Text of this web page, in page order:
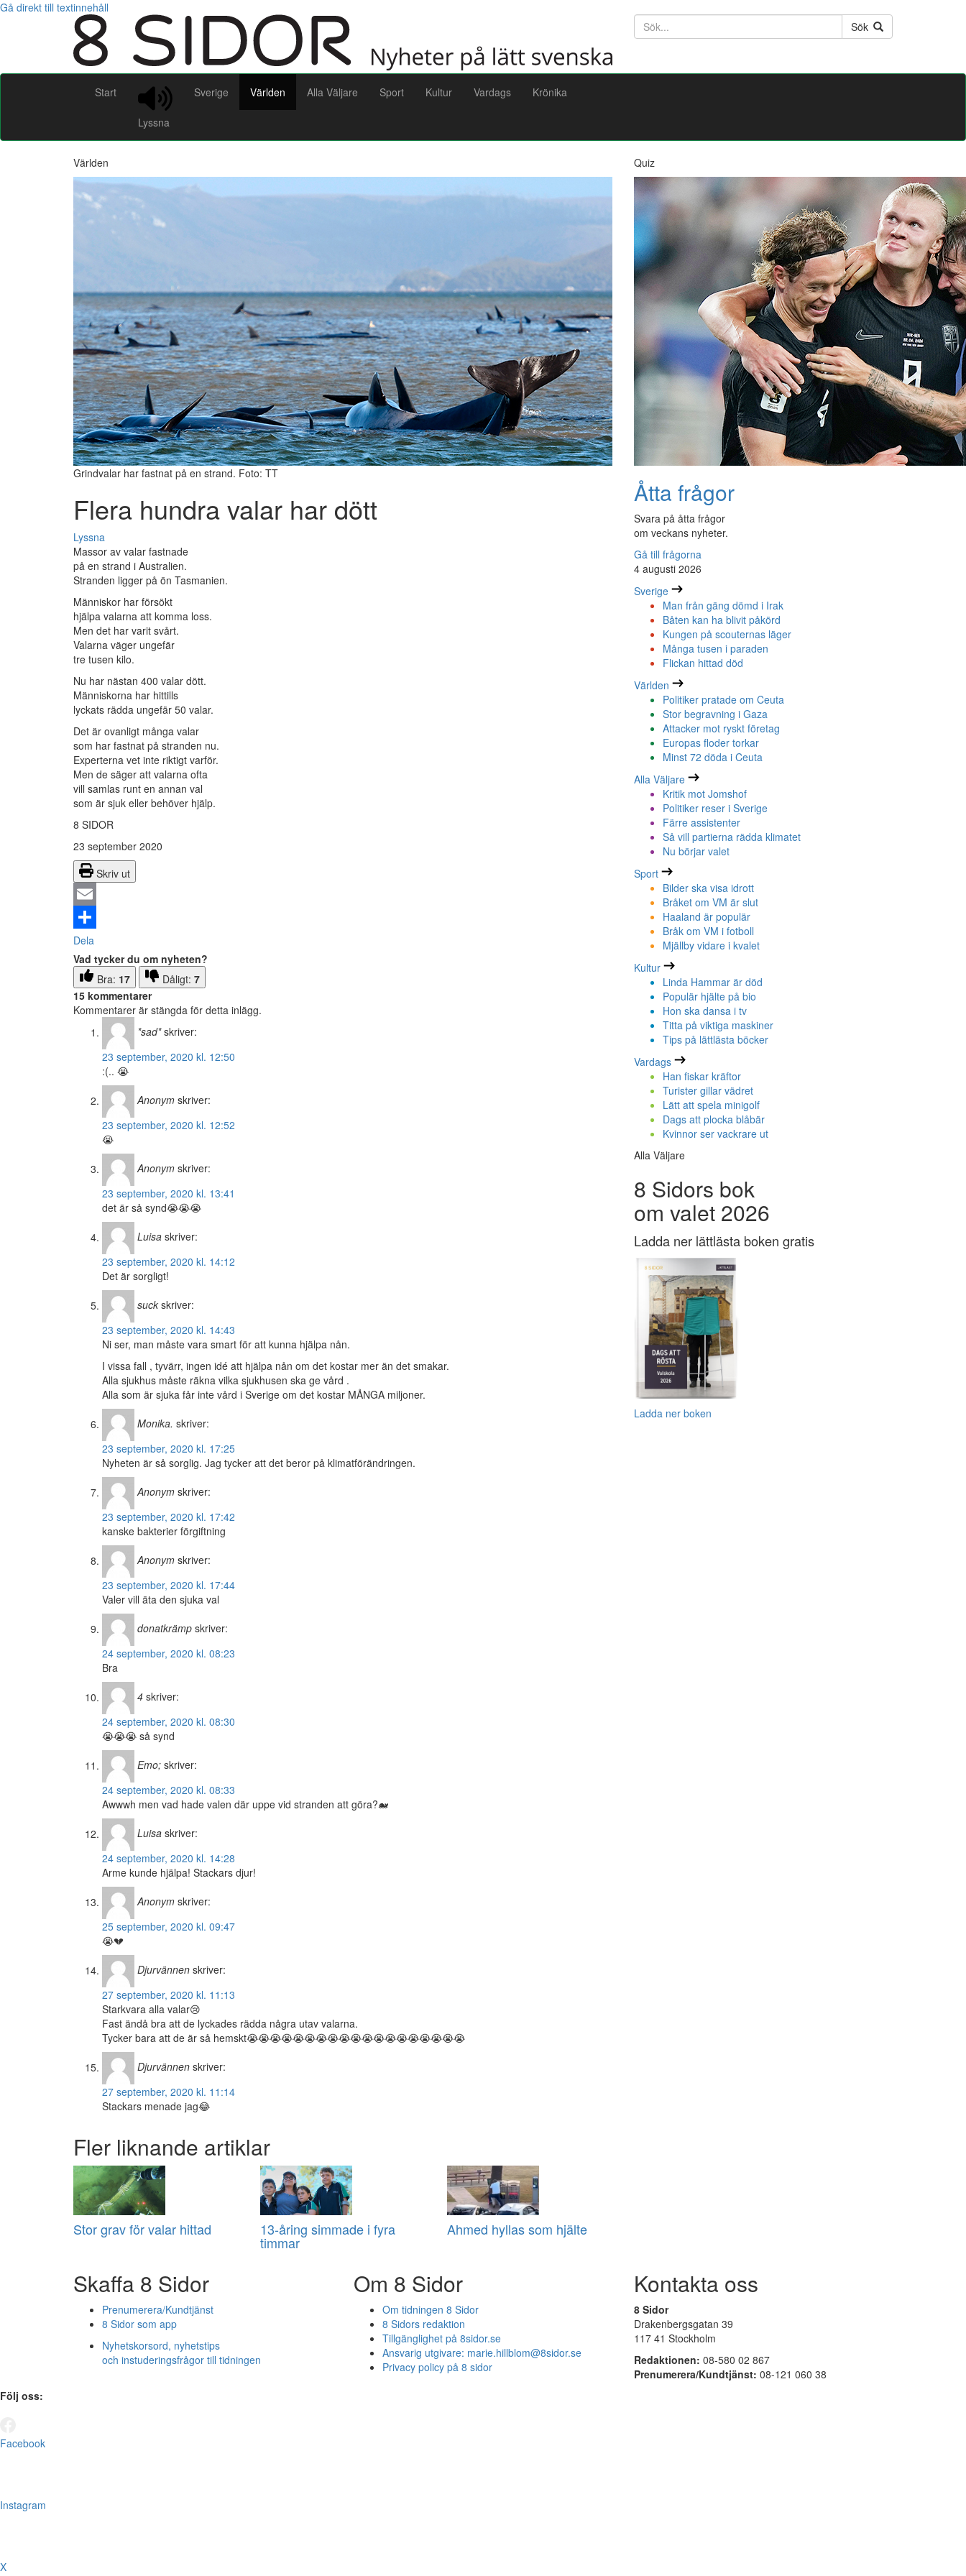
Gå direkt till textinnehåll
Söktext
Sök
Start
Lyssna
Sverige Världen Alla Väljare Sport Kultur Vardags Krönika
Världen
Grindvalar har fastnat på en strand. Foto: TT
Flera hundra valar har dött
Lyssna
Massor av valar fastnade
på en strand i Australien.
Stranden ligger på ön Tasmanien.
Människor har försökt
hjälpa valarna att komma loss.
Men det har varit svårt.
Valarna väger ungefär
tre tusen kilo.
Nu har nästan 400 valar dött.
Människorna har hittills
lyckats rädda ungefär 50 valar.
Det är ovanligt många valar
som har fastnat på stranden nu.
Experterna vet inte riktigt varför.
Men de säger att valarna ofta
vill samlas runt en annan val
som är sjuk eller behöver hjälp.
8 SIDOR
23 september 2020
Skriv ut
Email
Dela
Vad tycker du om nyheten?
Bra: 17 Dåligt: 7
15 kommentarer
Kommentarer är stängda för detta inlägg.
*sad* skriver:
23 september, 2020 kl. 12:50
:(.. 😭
Anonym skriver:
23 september, 2020 kl. 12:52
😭
Anonym skriver:
23 september, 2020 kl. 13:41
det är så synd😭😭😭
Luisa skriver:
23 september, 2020 kl. 14:12
Det är sorgligt!
suck skriver:
23 september, 2020 kl. 14:43
Ni ser, man måste vara smart för att kunna hjälpa nån.
I vissa fall , tyvärr, ingen idé att hjälpa nån om det kostar mer än det smakar.
Alla sjukhus måste räkna vilka sjukhusen ska ge vård .
Alla som är sjuka får inte vård i Sverige om det kostar MÅNGA miljoner.
Monika. skriver:
23 september, 2020 kl. 17:25
Nyheten är så sorglig. Jag tycker att det beror på klimatförändringen.
Anonym skriver:
23 september, 2020 kl. 17:42
kanske bakterier förgiftning
Anonym skriver:
23 september, 2020 kl. 17:44
Valer vill äta den sjuka val
donatkrämp skriver:
24 september, 2020 kl. 08:23
Bra
4 skriver:
24 september, 2020 kl. 08:30
😭😭😭 så synd
Emo; skriver:
24 september, 2020 kl. 08:33
Awwwh men vad hade valen där uppe vid stranden att göra?🐋
Luisa skriver:
24 september, 2020 kl. 14:28
Arme kunde hjälpa! Stackars djur!
Anonym skriver:
25 september, 2020 kl. 09:47
😭💔
Djurvännen skriver:
27 september, 2020 kl. 11:13
Starkvara alla valar😢
Fast ändå bra att de lyckades rädda några utav valarna.
Tycker bara att de är så hemskt😭😭😭😭😭😭😭😭😭😭😭😭😭😭😭😭😭😭😭
Djurvännen skriver:
27 september, 2020 kl. 11:14
Stackars menade jag😂
Fler liknande artiklar
Stor grav för valar hittad 13-åring simmade i fyra
timmar
Ahmed hyllas som hjälte
Quiz
Åtta frågor
Svara på åtta frågor
om veckans nyheter.
Gå till frågorna
4 augusti 2026
Sverige
Man från gäng dömd i Irak
Båten kan ha blivit påkörd
Kungen på scouternas läger
Många tusen i paraden
Flickan hittad död
Världen
Politiker pratade om Ceuta
Stor begravning i Gaza
Attacker mot ryskt företag
Europas floder torkar
Minst 72 döda i Ceuta
Alla Väljare
Kritik mot Jomshof
Politiker reser i Sverige
Färre assistenter
Så vill partierna rädda klimatet
Nu börjar valet
Sport
Bilder ska visa idrott
Bråket om VM är slut
Haaland är populär
Bråk om VM i fotboll
Mjällby vidare i kvalet
Kultur
Linda Hammar är död
Populär hjälte på bio
Hon ska dansa i tv
Titta på viktiga maskiner
Tips på lättlästa böcker
Vardags
Han fiskar kräftor
Turister gillar vädret
Lätt att spela minigolf
Dags att plocka blåbär
Kvinnor ser vackrare ut
Alla Väljare
8 Sidors bok
om valet 2026
Ladda ner lättlästa boken gratis
Ladda ner boken
Skaffa 8 Sidor
Prenumerera/Kundtjänst
8 Sidor som app
Nyhetskorsord, nyhetstips
och instuderingsfrågor till tidningen
Om 8 Sidor
Om tidningen 8 Sidor
8 Sidors redaktion
Tillgänglighet på 8sidor.se
Ansvarig utgivare: marie.hillblom@8sidor.se
Privacy policy på 8 sidor
Kontakta oss
8 Sidor
Drakenbergsgatan 39
117 41 Stockholm
Redaktionen: 08-580 02 867
Prenumerera/Kundtjänst: 08-121 060 38
Följ oss:
Facebook
Instagram
X